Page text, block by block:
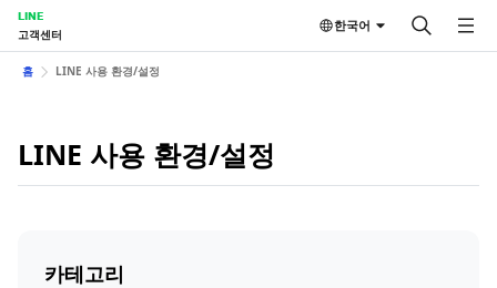
LINE
고객센터
한국어
홈 LINE 사용 환경/설정
LINE 사용 환경/설정
카테고리